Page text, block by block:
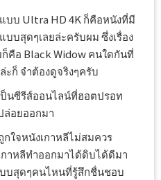
บบ Ultra HD 4K ก็คือหนังที่มี
บสุดๆเลยล่ะครับผม ซึ่งเรื่อง
คือ Black Widow คนใดกันที่
ก็ จำต้องดูจริงๆครับ
นซีรีส์ออนไลน์ที่ฮอตปรอท
อยออกมา
ใจหนังเกาหลีไม่สมควร
าหลีทำออกมาได้ดิบได้ดีมา
บบสุดๆคนไหนที่รู้สึกชื่นชอบ